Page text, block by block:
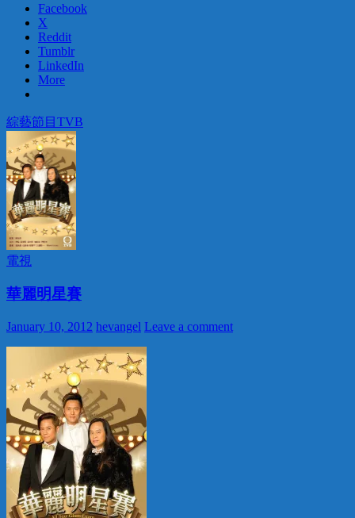
Facebook
X
Reddit
Tumblr
LinkedIn
More
綜藝節目 TVB
電視
華麗明星賽
January 10, 2012 hevangel Leave a comment